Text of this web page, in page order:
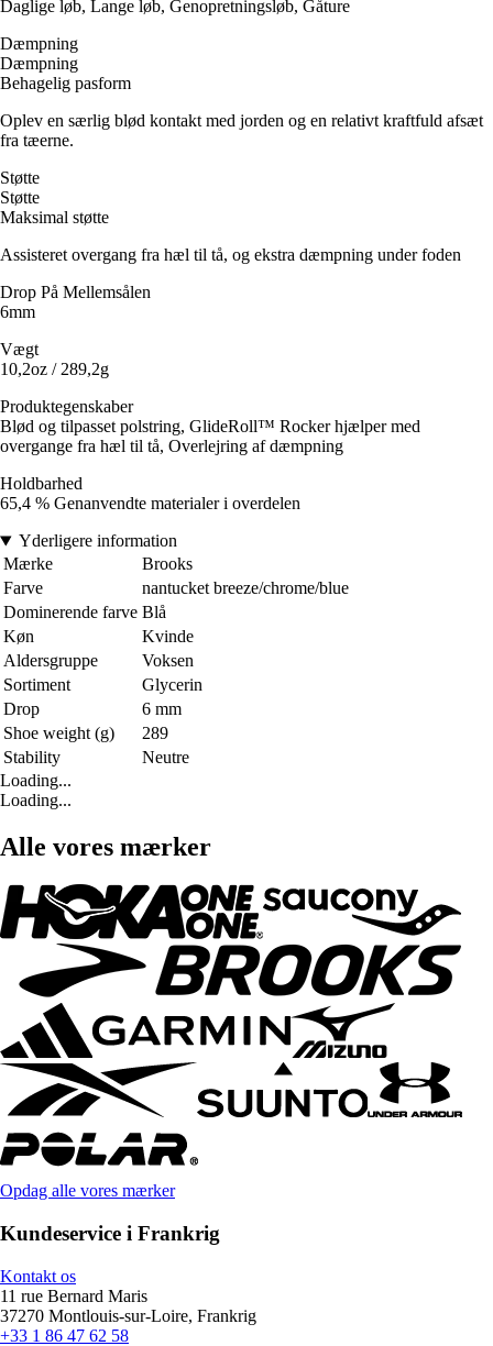
Daglige løb, Lange løb, Genopretningsløb, Gåture
Dæmpning
Dæmpning
Behagelig pasform
Oplev en særlig blød kontakt med jorden og en relativt kraftfuld afsæt
fra tæerne.
Støtte
Støtte
Maksimal støtte
Assisteret overgang fra hæl til tå, og ekstra dæmpning under foden
Drop På Mellemsålen
6mm
Vægt
10,2oz / 289,2g
Produktegenskaber
Blød og tilpasset polstring, GlideRoll™ Rocker hjælper med
overgange fra hæl til tå, Overlejring af dæmpning
Holdbarhed
65,4 % Genanvendte materialer i overdelen
Yderligere information
Mærke
Brooks
Farve
nantucket breeze/chrome/blue
Dominerende farve Blå
Køn
Kvinde
Aldersgruppe
Voksen
Sortiment
Glycerin
Drop
6 mm
Shoe weight (g)
289
Stability
Neutre
Loading...
Loading...
Alle vores mærker
Opdag alle vores mærker
Kundeservice i Frankrig
Kontakt os
11 rue Bernard Maris
37270 Montlouis-sur-Loire, Frankrig
+33 1 86 47 62 58